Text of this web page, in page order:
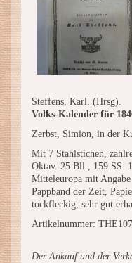
Steffens, Karl. (Hrsg).
Volks-Kalender für
Zerbst, Simion, in der
Mit 7 Stahlstichen,
Oktav. 25 Bll., 159 SS.
Mitteleuropa mit
Pappband der Zeit,
tockfleckig, sehr gut
Artikelnummer: THE107
Der Ankauf und der